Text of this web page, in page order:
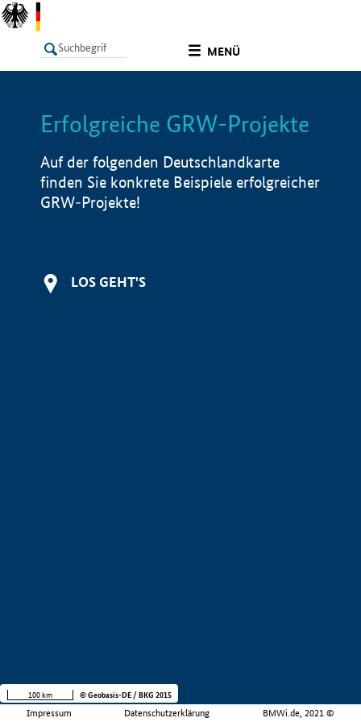
MENÜ
LISTE Info
Erfolgreiche GRW-Projekte
Auf der folgenden Deutschlandkarte
finden Sie konkrete Beispiele erfolgreicher
GRW-Projekte!
LOS GEHT'S
Impressum Datenschutzerklärung BMWi.de, 2021 ©
100 km © Geobasis-DE / BKG 2015